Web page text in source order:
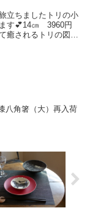
立ちましたトリの小
す💕14㎝ 3960円
癒されるトリの図柄
角箸（大）再入荷